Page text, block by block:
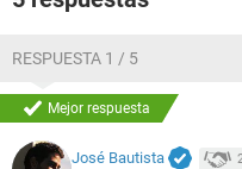
RESPUESTA 1 / 5
Mejor respuesta
José Bautista